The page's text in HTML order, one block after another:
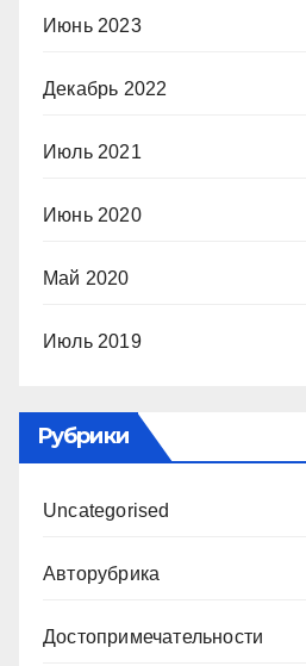
Июнь 2023
Декабрь 2022
Июль 2021
Июнь 2020
Май 2020
Июль 2019
Рубрики
Uncategorised
Авторубрика
Достопримечательности